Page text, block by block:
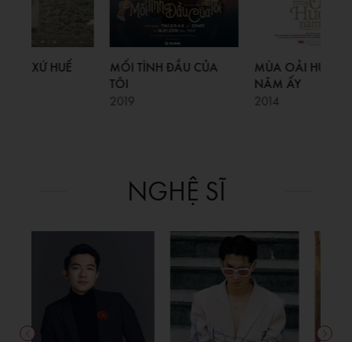
MỐI TÌNH ĐẦU CỦA
MÙA OẢI HƯƠNG
NGHỆ SĨ